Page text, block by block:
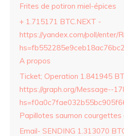
Frites de potiron miel-épices
+ 1.715171 BTC.NEXT -
https://yandex.com/poll/enter/
A propos
Ticket; Operation 1.841945
https://graph.org/Message--
Papillotes saumon courgettes
Email- SENDING 1.313070